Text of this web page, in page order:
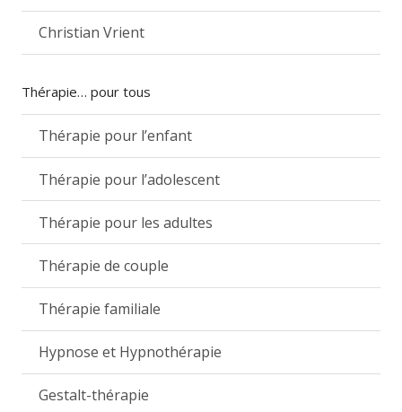
Christian Vrient
Thérapie… pour tous
Thérapie pour l’enfant
Thérapie pour l’adolescent
Thérapie pour les adultes
Thérapie de couple
Thérapie familiale
Hypnose et Hypnothérapie
Gestalt-thérapie